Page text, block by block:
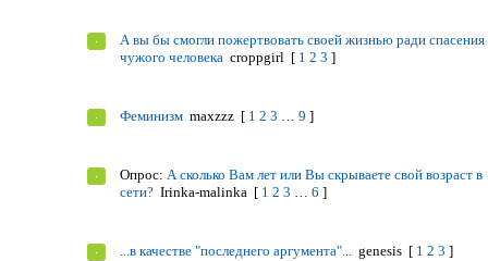
А вы бы смогли пожертвовать своей жизнью ради спасения
чужого человека croppgirl [ 1 2 3 ]
Феминизм maxzzz [ 1 2 3 … 9 ]
Опрос: А сколько Вам лет или Вы скрываете свой возраст в
сети? Irinka-malinka [ 1 2 3 … 6 ]
...в качестве "последнего аргумента"... genesis [ 1 2 3 ]